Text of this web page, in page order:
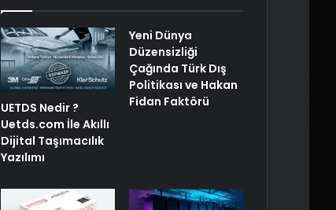
UETDS Nedir ?
Uetds.com İle Akıllı
Dijital Taşımacılık
Yazılımı
Yeni Dünya
Düzensizliği
Çağında Türk Dış
Politikası ve Hakan
Fidan Faktörü